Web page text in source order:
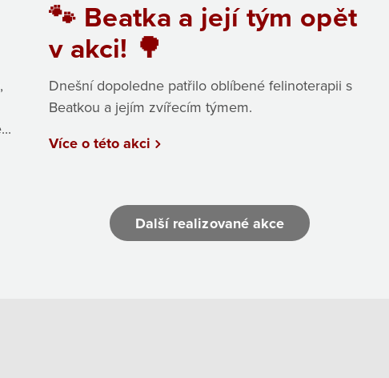
🐾 Beatka a její tým opět
v akci! 🌳
Dnešní dopoledne patřilo oblíbené felinoterapii s
Beatkou a jejím zvířecím týmem.
Více o této akci
Další realizované akce